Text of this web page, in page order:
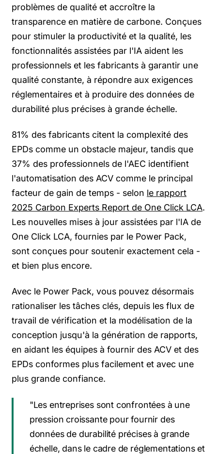
problèmes de qualité et accroître la
transparence en matière de carbone. Conçues
pour stimuler la productivité et la qualité, les
fonctionnalités assistées par l'IA aident les
professionnels et les fabricants à garantir une
qualité constante, à répondre aux exigences
réglementaires et à produire des données de
durabilité plus précises à grande échelle.
81% des fabricants citent la complexité des
EPDs comme un obstacle majeur, tandis que
37% des professionnels de l'AEC identifient
l'automatisation des ACV comme le principal
facteur de gain de temps - selon le rapport
2025 Carbon Experts Report de One Click LCA.
Les nouvelles mises à jour assistées par l'IA de
One Click LCA, fournies par le Power Pack,
sont conçues pour soutenir exactement cela -
et bien plus encore.
Avec le Power Pack, vous pouvez désormais
rationaliser les tâches clés, depuis les flux de
travail de vérification et la modélisation de la
conception jusqu'à la génération de rapports,
en aidant les équipes à fournir des ACV et des
EPDs conformes plus facilement et avec une
plus grande confiance.
"Les entreprises sont confrontées à une
pression croissante pour fournir des
données de durabilité précises à grande
échelle, dans le cadre de réglementations et